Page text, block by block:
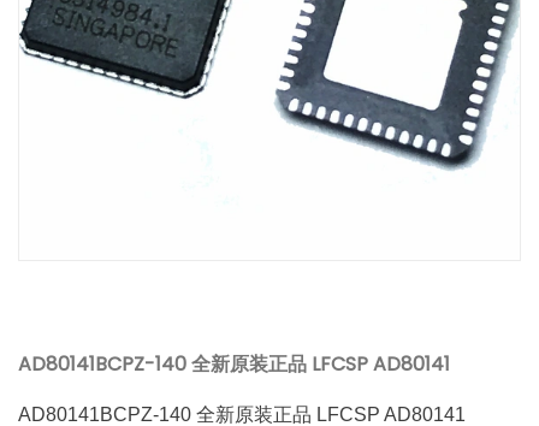
AD80141BCPZ-140 全新原装正品 LFCSP AD80141
AD80141BCPZ-140 全新原装正品 LFCSP AD80141